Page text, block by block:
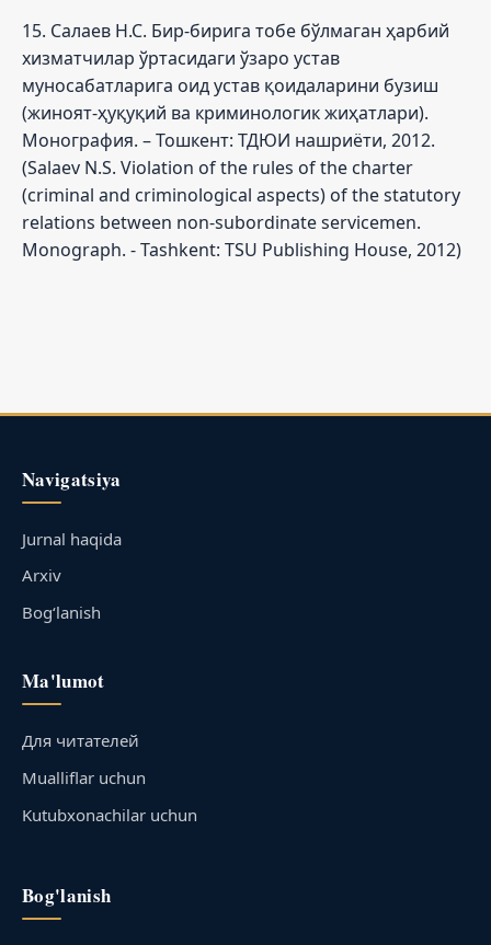
15. Салаев Н.С. Бир-бирига тобе бўлмаган ҳарбий
хизматчилар ўртасидаги ўзаро устав
муносабатларига оид устав қоидаларини бузиш
(жиноят-ҳуқуқий ва криминологик жиҳатлари).
Монография. – Тошкент: ТДЮИ нашриёти, 2012.
(Salaev N.S. Violation of the rules of the charter
(criminal and criminological aspects) of the statutory
relations between non-subordinate servicemen.
Monograph. - Tashkent: TSU Publishing House, 2012)
Navigatsiya
Jurnal haqida
Arxiv
Bog‘lanish
Ma'lumot
Для читателей
Mualliflar uchun
Kutubxonachilar uchun
Bog'lanish